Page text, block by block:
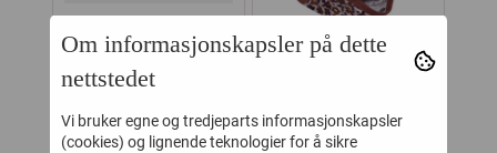
HUST AND CLAIRE
BUKSE ULL/BAMBUS
329,-
164,-
HUMMEL BODY
280,-
140,-
Om informasjonskapsler på dette
nettstedet
Vi bruker egne og tredjeparts informasjonskapsler
(cookies) og lignende teknologier for å sikre